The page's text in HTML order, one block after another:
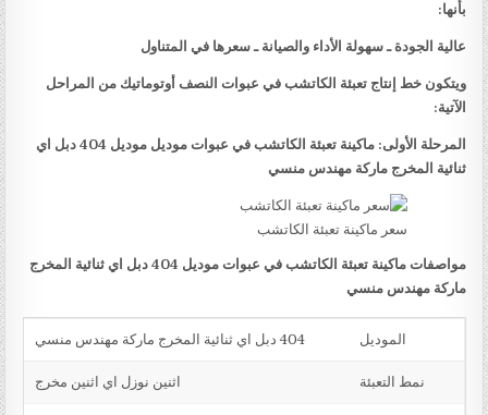
بأنها:
عالية الجودة ـ سهولة الأداء والصيانة ـ سعرها في المتناول
ويتكون خط إنتاج تعبئة الكاتشب في عبوات النصف أوتوماتيك من المراحل
الآتية:
المرحلة الأولى: ماكينة تعبئة الكاتشب في عبوات موديل موديل 404 دبل اي
ثنائية المخرج ماركة مهندس منسي
سعر ماكينة تعبئة الكاتشب
مواصفات ماكينة تعبئة الكاتشب في عبوات موديل 404 دبل اي ثنائية المخرج
ماركة مهندس منسي
الموديل 404 دبل اي ثنائية المخرج ماركة مهندس منسي
نمط التعبئة اثنين نوزل اي اثنين مخرج